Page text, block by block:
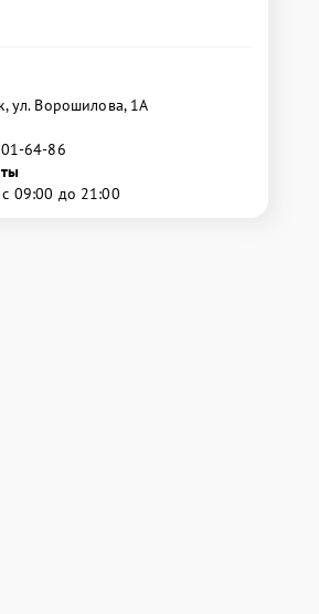
ул. Ворошилова, 1А
64-86
09:00 до 21:00